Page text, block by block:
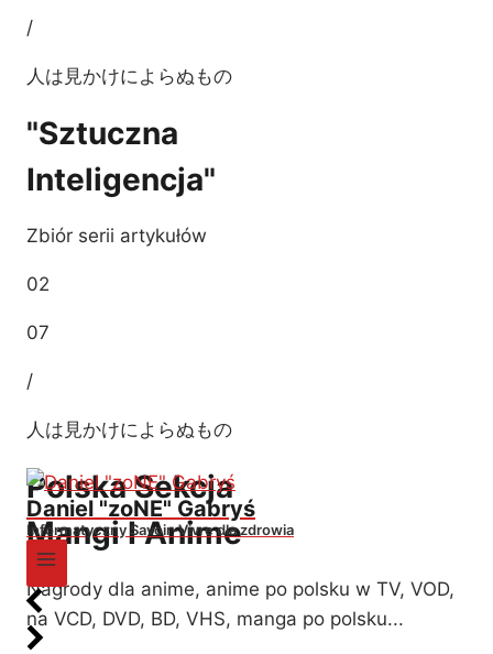
/
人は見かけによらぬもの
"Sztuczna
Inteligencja"
Zbiór serii artykułów
02
07
/
人は見かけによらぬもの
Polska Sekcja
Mangi I Anime
Nagrody dla anime, anime po polsku w TV, VOD,
na VCD, DVD, BD, VHS, manga po polsku...
Daniel "zoNE" Gabryś
Informatyczny Savoir-Vivre dla zdrowia